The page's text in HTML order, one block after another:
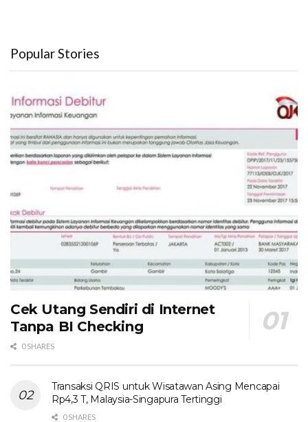
Popular Stories
Cek Utang Sendiri di Internet
Tanpa BI Checking
0 SHARES
Transaksi QRIS untuk Wisatawan Asing Mencapai
Rp4,3 T, Malaysia-Singapura Tertinggi
0 SHARES